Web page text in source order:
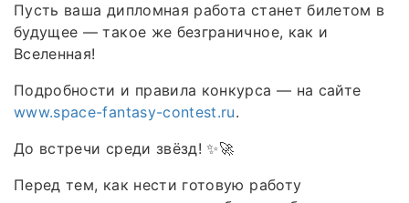
Пусть ваша дипломная работа станет билетом в
будущее — такое же безграничное, как и
Вселенная!
Подробности и правила конкурса — на сайте
www.space-fantasy-contest.ru.
До встречи среди звёзд! ✨🚀
Перед тем, как нести готовую работу